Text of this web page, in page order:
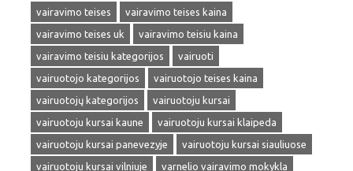
vairavimo teises
vairavimo teises kaina
vairavimo teises uk
vairavimo teisiu kaina
vairavimo teisiu kategorijos
vairuoti
vairuotojo kategorijos
vairuotojo teises kaina
vairuotojų kategorijos
vairuotoju kursai
vairuotoju kursai kaune
vairuotoju kursai klaipeda
vairuotoju kursai panevezyje
vairuotoju kursai siauliuose
vairuotoju kursai vilniuje
varnelio vairavimo mokykla